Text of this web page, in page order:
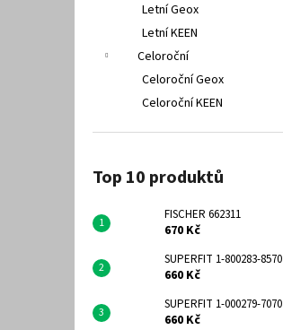
Letní Geox
Letní KEEN
Celoroční
Celoroční Geox
Celoroční KEEN
Top 10 produktů
FISCHER 662311
670 Kč
SUPERFIT 1-800283-8570
660 Kč
SUPERFIT 1-000279-7070
660 Kč